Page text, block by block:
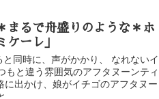
まるで舟盛りのような＊ホ
ケーレ」
同時に、声がかかり、 なれないイ
もと違う雰囲気のアフタヌーンティ
出かけ、娘がイチゴのアフタヌー